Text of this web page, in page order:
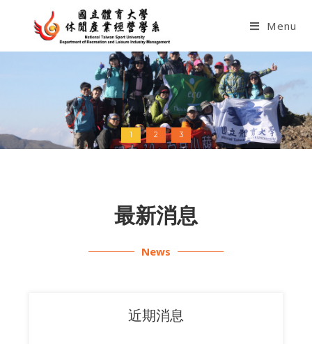
Menu
1 2 3
國立體育大學休閒產業經營學系
最新消息
News
近期消息